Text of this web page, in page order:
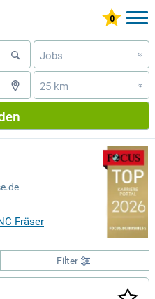
Jobs »
25 km »
Fräser
Filter